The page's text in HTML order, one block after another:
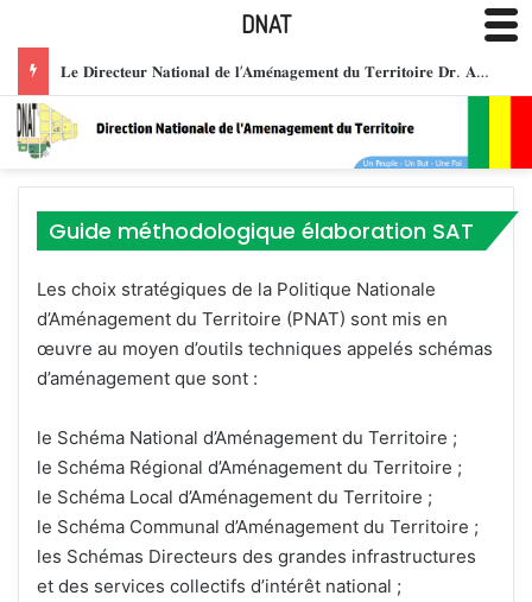
𝐋𝐞 𝐃𝐢𝐫𝐞𝐜𝐭𝐞𝐮𝐫 𝐍𝐚𝐭𝐢𝐨𝐧𝐚𝐥 𝐝𝐞 𝐥’𝐀𝐦𝐞́𝐧𝐚𝐠𝐞𝐦𝐞𝐧𝐭 𝐝𝐮 𝐓𝐞𝐫𝐫𝐢𝐭𝐨𝐢𝐫𝐞 𝐃𝐫. 𝐀𝐛𝐝𝐨𝐮𝐥𝐚𝐲𝐞 𝐒𝐀𝐍𝐎𝐆𝐎 𝐡𝐨𝐧𝐨𝐫𝐞́ 𝐝𝐞 𝐥𝐚 𝐌𝐞́𝐝𝐚𝐢𝐥𝐥𝐞 𝐝𝐞 𝐂𝐡𝐞𝐯𝐚𝐥𝐢𝐞𝐫 𝐝𝐞 𝐥’𝐎𝐫𝐝𝐫𝐞 𝐍𝐚𝐭𝐢𝐨𝐧𝐚𝐥 𝐝𝐮 𝐌𝐚𝐥𝐢, 𝐩𝐨𝐮𝐫 𝐬𝐞𝐫𝐯𝐢𝐜𝐞𝐬 𝐫𝐞𝐧𝐝𝐮𝐬 𝐚̀ 𝐥𝐚 𝐧𝐚𝐭𝐢𝐨𝐧.
Guide méthodologique élaboration SAT
Les choix stratégiques de la Politique Nationale
d’Aménagement du Territoire (PNAT) sont mis en
œuvre au moyen d’outils techniques appelés schémas
d’aménagement que sont :
le Schéma National d’Aménagement du Territoire ;
le Schéma Régional d’Aménagement du Territoire ;
le Schéma Local d’Aménagement du Territoire ;
le Schéma Communal d’Aménagement du Territoire ;
les Schémas Directeurs des grandes infrastructures
et des services collectifs d’intérêt national ;
DNAT